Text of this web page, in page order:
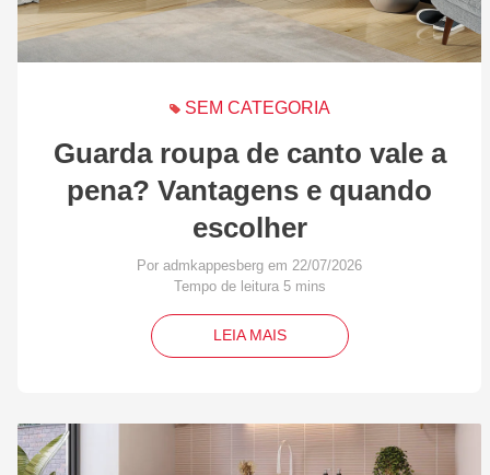
SEM CATEGORIA
Guarda roupa de canto vale a
pena? Vantagens e quando
escolher
Por admkappesberg em 22/07/2026
LEIA MAIS